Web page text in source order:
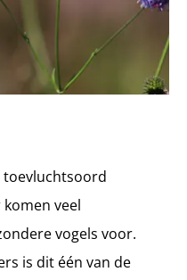
toevluchtsoord
veel
vogels voor.
is dit één van de